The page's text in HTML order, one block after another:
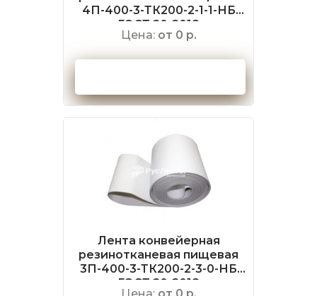
4П-400-3-ТК200-2-1-1-НБ
ГОСТ 20-2018
Цена: от 0 р.
Лента конвейерная
резинотканевая пищевая
3П-400-3-ТК200-2-3-0-НБ
ГОСТ 20-2018